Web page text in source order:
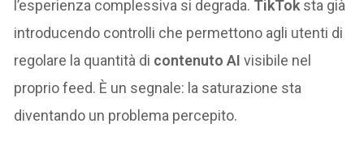
l’esperienza complessiva si degrada. TikTok sta già
introducendo controlli che permettono agli utenti di
regolare la quantità di contenuto AI visibile nel
proprio feed. È un segnale: la saturazione sta
diventando un problema percepito.